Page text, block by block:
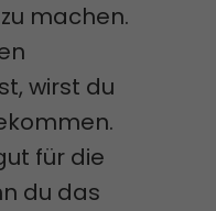
machen.
wirst du
für die
du das